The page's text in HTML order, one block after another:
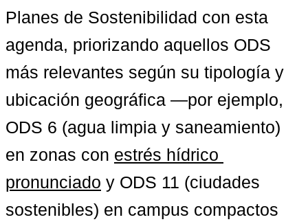
Planes de Sostenibilidad con esta
agenda, priorizando aquellos ODS
más relevantes según su tipología y
ubicación geográfica —por ejemplo,
ODS 6 (agua limpia y saneamiento)
en zonas con estrés hídrico
pronunciado y ODS 11 (ciudades
sostenibles) en campus compactos